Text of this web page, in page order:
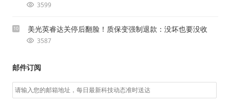
3599
10 美光英睿达关停后翻脸！质保变强制退款：没坏也要没收
3587
邮件订阅